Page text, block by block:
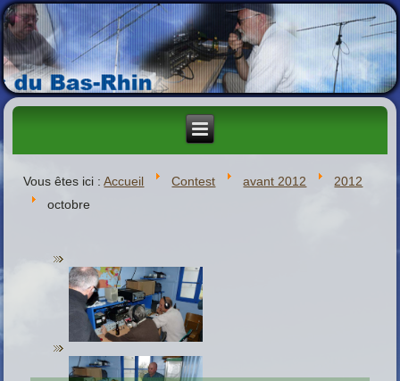
Vous êtes ici :Accueil Contest avant 2012
2012
octobre